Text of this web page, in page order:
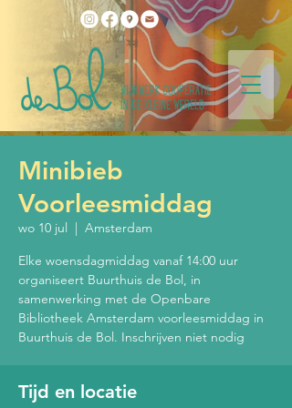
Minibieb
Voorleesmiddag
wo 10 jul
  |
Amsterdam
Elke woensdagmiddag vanaf 14:00 uur
organiseert Buurthuis de Bol, in
samenwerking met de Openbare
Bibliotheek Amsterdam voorleesmiddag in
Buurthuis de Bol. Inschrijven niet nodig
Tijd en locatie